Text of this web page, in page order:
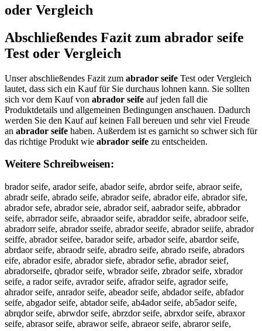
oder Vergleich
Abschließendes Fazit zum abrador seife
Test oder Vergleich
Unser abschließendes Fazit zum abrador seife Test oder Vergleich
lautet, dass sich ein Kauf für Sie durchaus lohnen kann. Sie sollten
sich vor dem Kauf von abrador seife auf jeden fall die
Produktdetails und allgemeinen Bedingungen anschauen. Dadurch
werden Sie den Kauf auf keinen Fall bereuen und sehr viel Freude
an abrador seife haben. Außerdem ist es garnicht so schwer sich für
das richtige Produkt wie abrador seife zu entscheiden.
Weitere Schreibweisen:
brador seife, arador seife, abador seife, abrdor seife, abraor seife,
abradr seife, abrado seife, abrador seife, abrador eife, abrador sife,
abrador sefe, abrador seie, abrador seif, aabrador seife, abbrador
seife, abrrador seife, abraador seife, abraddor seife, abradoor seife,
abradorr seife, abrador sseife, abrador seeife, abrador seiife, abrador
seiffe, abrador seifee, barador seife, arbador seife, abardor seife,
abrdaor seife, abraodr seife, abradro seife, abrado rseife, abradors
eife, abrador esife, abrador siefe, abrador sefie, abrador seief,
abradorseife, qbrador seife, wbrador seife, zbrador seife, xbrador
seife, a rador seife, avrador seife, afrador seife, agrador seife,
ahrador seife, anrador seife, abeador seife, abdador seife, abfador
seife, abgador seife, abtador seife, ab4ador seife, ab5ador seife,
abrqdor seife, abrwdor seife, abrzdor seife, abrxdor seife, abraxor
seife, abrasor seife, abrawor seife, abraeor seife, abraror seife,